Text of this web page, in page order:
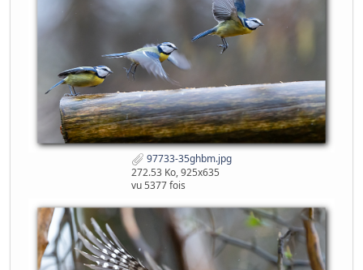
97733-35ghbm.jpg
272.53 Ko, 925x635
vu 5377 fois